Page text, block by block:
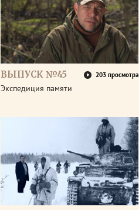
ВЫПУСК №45 203 просмотра
Экспедиция памяти